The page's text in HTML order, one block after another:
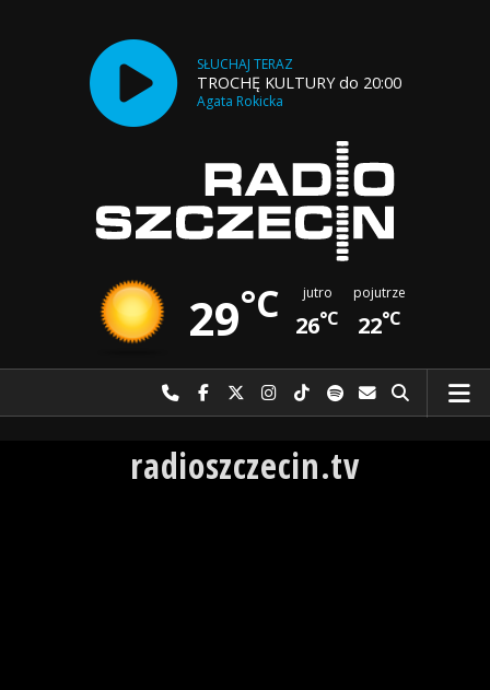
SŁUCHAJ TERAZ
TROCHĘ KULTURY do 20:00
Agata Rokicka
29°C jutro
26°C
pojutrze
22°C
Najlepiej po prostu do nas zadzwoń
Odwiedź nas na Facebook-u
Odwiedź nas na X
Odwiedź nas na Instagram-ie
Odwiedź nas na TikTok-u
Szukaj nas na Spotify
Wyślij do nas
Szukaj
radioszczecin.tv